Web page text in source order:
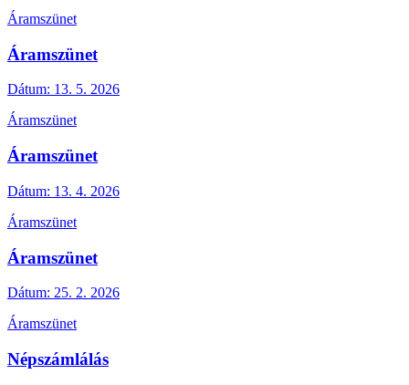
Áramszünet
Áramszünet
Dátum: 13. 5. 2026
Áramszünet
Áramszünet
Dátum: 13. 4. 2026
Áramszünet
Áramszünet
Dátum: 25. 2. 2026
Áramszünet
Népszámlálás